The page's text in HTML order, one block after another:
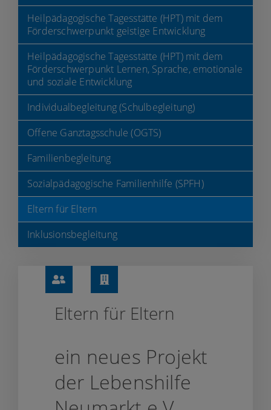
Heilpädagogische Tagesstätte (HPT) mit dem
Förderschwerpunkt geistige Entwicklung
Heilpädagogische Tagesstätte (HPT) mit dem
Förderschwerpunkt Lernen, Sprache, emotionale
und soziale Entwicklung
Individualbegleitung (Schulbegleitung)
Offene Ganztagsschule (OGTS)
Familienbegleitung
Sozialpädagogische Familienhilfe (SPFH)
Eltern für Eltern
Inklusionsbegleitung
Gerhard Seitz
Projektleitung "Eltern für Eltern"
Projekt "Eltern für Eltern"
Lährer Weg 109
92318Neumarkt
09181 27 33 200
09181 27 33 222
gerhard.seitz@lebenshilfe-
neumarkt.de
Karte anzeigen
Eltern für Eltern
ein neues Projekt
der Lebenshilfe